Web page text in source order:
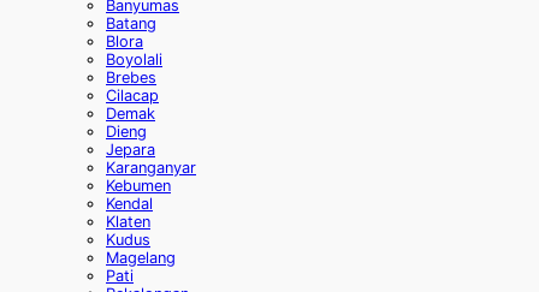
Banyumas
Batang
Blora
Boyolali
Brebes
Cilacap
Demak
Dieng
Jepara
Karanganyar
Kebumen
Kendal
Klaten
Kudus
Magelang
Pati